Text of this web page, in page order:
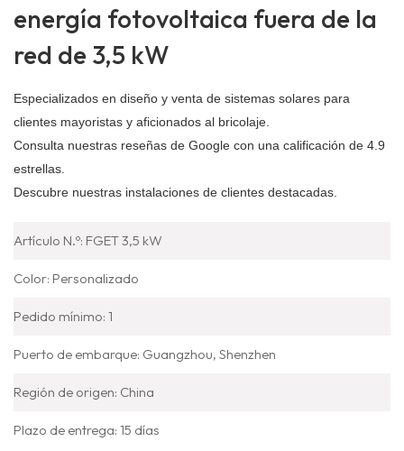
energía fotovoltaica fuera de la
red de 3,5 kW
Especializados en diseño y venta de sistemas solares para
clientes mayoristas y aficionados al bricolaje.
Consulta nuestras reseñas de Google con una calificación de 4.9
estrellas.
Descubre nuestras instalaciones de clientes destacadas.
Artículo N.º: FGET 3,5 kW
Color: Personalizado
Pedido mínimo: 1
Puerto de embarque: Guangzhou, Shenzhen
Región de origen: China
Plazo de entrega: 15 días